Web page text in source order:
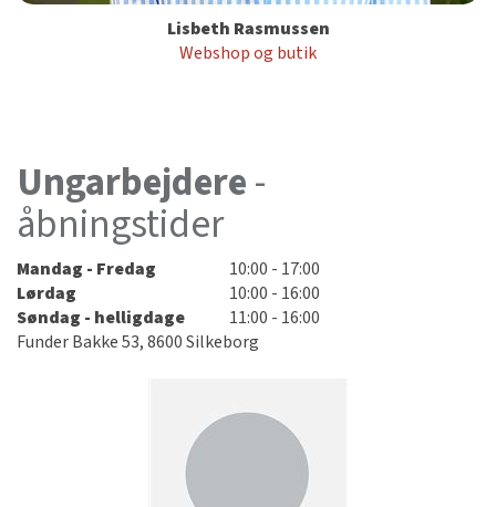
Lisbeth Rasmussen
Webshop og butik
Ungarbejdere-
åbningstider
Mandag - Fredag
10:00 - 17:00
Lørdag
10:00 - 16:00
Søndag - helligdage
11:00 - 16:00
Funder Bakke 53, 8600 Silkeborg